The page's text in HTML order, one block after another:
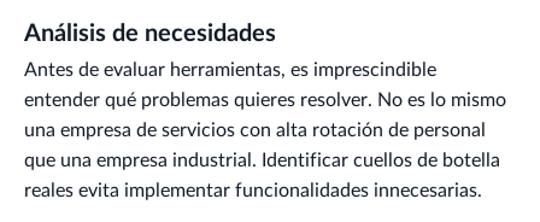
Análisis de necesidades
Antes de evaluar herramientas, es imprescindible
entender qué problemas quieres resolver. No es lo mismo
una empresa de servicios con alta rotación de personal
que una empresa industrial. Identificar cuellos de botella
reales evita implementar funcionalidades innecesarias.